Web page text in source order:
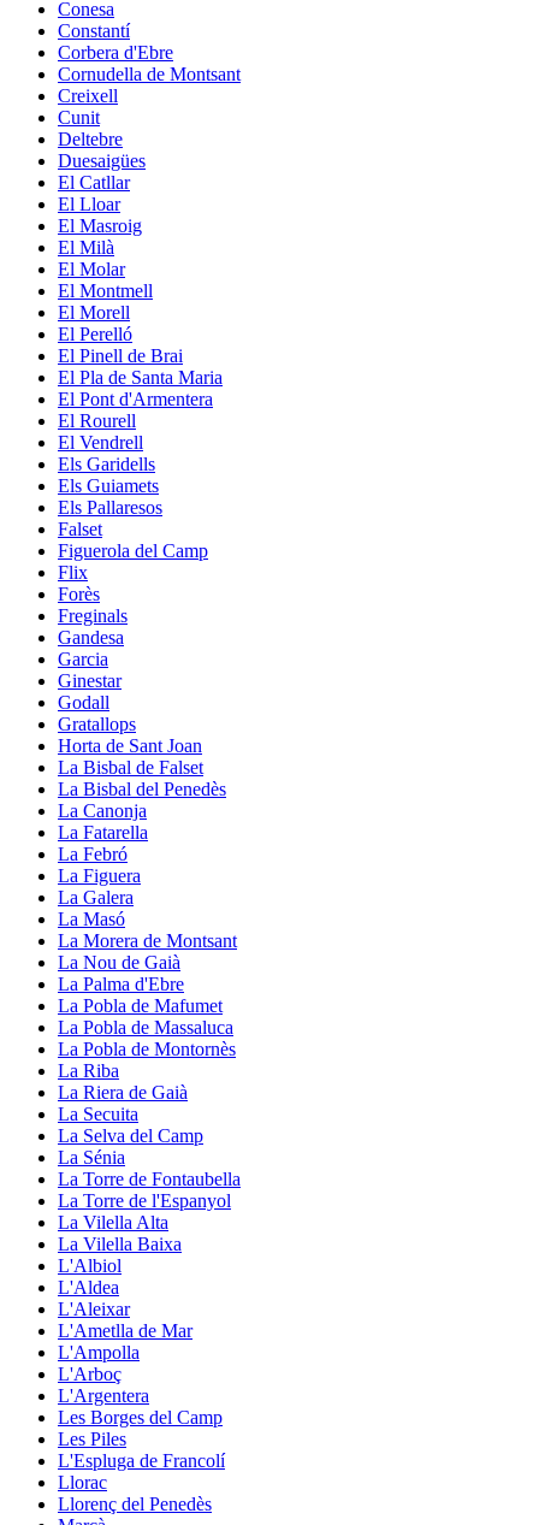
Conesa
Constantí
Corbera d'Ebre
Cornudella de Montsant
Creixell
Cunit
Deltebre
Duesaigües
El Catllar
El Lloar
El Masroig
El Milà
El Molar
El Montmell
El Morell
El Perelló
El Pinell de Brai
El Pla de Santa Maria
El Pont d'Armentera
El Rourell
El Vendrell
Els Garidells
Els Guiamets
Els Pallaresos
Falset
Figuerola del Camp
Flix
Forès
Freginals
Gandesa
Garcia
Ginestar
Godall
Gratallops
Horta de Sant Joan
La Bisbal de Falset
La Bisbal del Penedès
La Canonja
La Fatarella
La Febró
La Figuera
La Galera
La Masó
La Morera de Montsant
La Nou de Gaià
La Palma d'Ebre
La Pobla de Mafumet
La Pobla de Massaluca
La Pobla de Montornès
La Riba
La Riera de Gaià
La Secuita
La Selva del Camp
La Sénia
La Torre de Fontaubella
La Torre de l'Espanyol
La Vilella Alta
La Vilella Baixa
L'Albiol
L'Aldea
L'Aleixar
L'Ametlla de Mar
L'Ampolla
L'Arboç
L'Argentera
Les Borges del Camp
Les Piles
L'Espluga de Francolí
Llorac
Llorenç del Penedès